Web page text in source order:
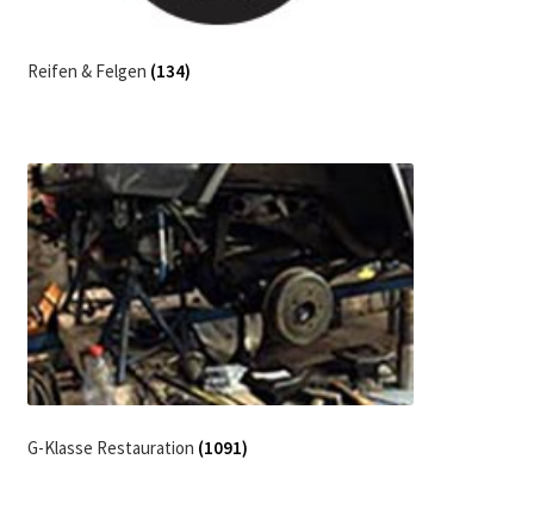
Reifen & Felgen (134)
G-Klasse Restauration (1091)